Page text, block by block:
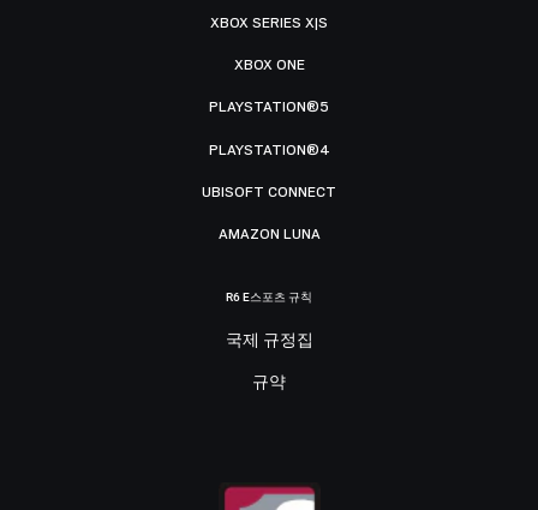
XBOX SERIES X|S
XBOX ONE
PLAYSTATION®5
PLAYSTATION®4
UBISOFT CONNECT
AMAZON LUNA
R6 E스포츠 규칙
국제 규정집
규약